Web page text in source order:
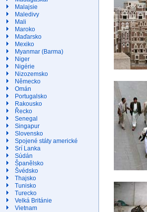
Malajsie
Maledivy
Mali
Maroko
Maďarsko
Mexiko
Myanmar (Barma)
Niger
Nigérie
Nizozemsko
Německo
Omán
Portugalsko
Rakousko
Řecko
Senegal
Singapur
Slovensko
Spojené státy americké
Srí Lanka
Súdán
Španělsko
Švédsko
Thajsko
Tunisko
Turecko
Velká Británie
Vietnam